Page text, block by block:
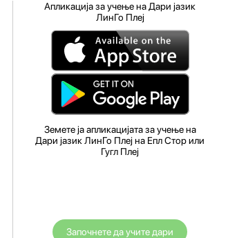
Апликација за учење на Дари јазик
ЛинГо Плеј
Земете ја апликацијата за учење на
Дари јазик ЛинГо Плеј на Епл Стор или
Гугл Плеј
Започнете да учите дари